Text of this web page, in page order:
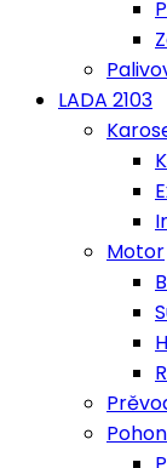
LADA 2103
Motor